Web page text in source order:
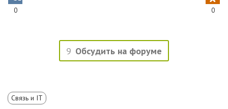
0 0
9 Обсудить на форуме
Связь и IT